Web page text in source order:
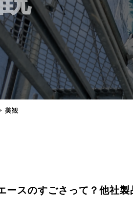
美観
ースのすごさって？他社